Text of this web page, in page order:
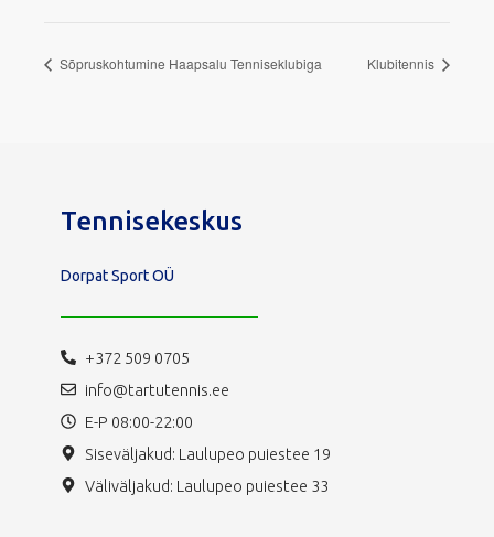
Sõpruskohtumine Haapsalu Tenniseklubiga Klubitennis
Tennisekeskus
Dorpat Sport OÜ
+372 509 0705
info@tartutennis.ee
E-P 08:00-22:00
Siseväljakud: Laulupeo puiestee 19
Väliväljakud: Laulupeo puiestee 33